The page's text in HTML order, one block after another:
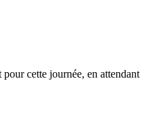
cette journée, en attendant